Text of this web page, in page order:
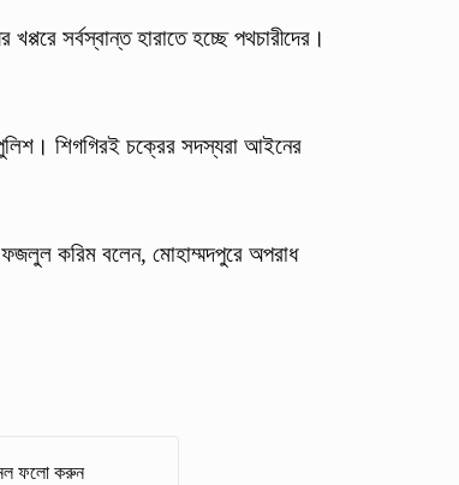
সর্বস্বান্ত হারাতে হচ্ছে পথচারীদের।
পুলিশ। শিগগিরই চক্রের সদস্যরা আইনের
ফজলুল করিম বলেন, মোহাম্মদপুরে অপরাধ
ফলো করুন